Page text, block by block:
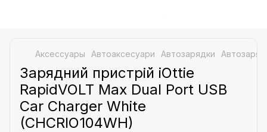
Аксессуары Aвтоаксесуари Автозарядки
Зарядний пристрій iOttie
RapidVOLT Max Dual Port USB
Car Charger White
(CHCRIO104WH)